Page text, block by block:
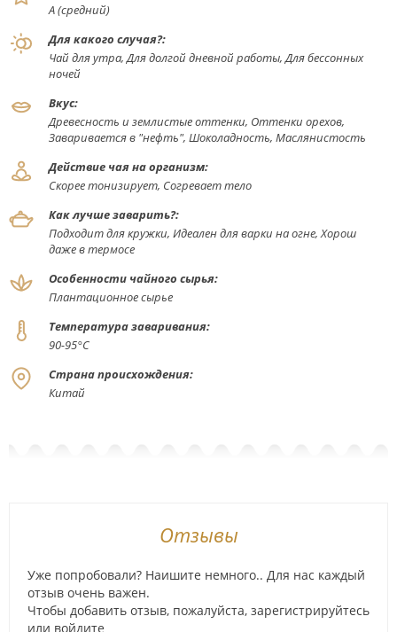
А (средний)
Для какого случая?:
Чай для утра, Для долгой дневной работы, Для бессонных
ночей
Вкус:
Древесность и землистые оттенки, Оттенки орехов,
Заваривается в "нефть", Шоколадность, Маслянистость
Действие чая на организм:
Скорее тонизирует, Согревает тело
Как лучше заварить?:
Подходит для кружки, Идеален для варки на огне, Хорош
даже в термосе
Особенности чайного сырья:
Плантационное сырье
Температура заваривания:
90-95°С
Страна происхождения:
Китай
Отзывы
Уже попробовали? Наишите немного.. Для нас каждый
отзыв очень важен.
Чтобы добавить отзыв, пожалуйста, зарегистрируйтесь
или войдите